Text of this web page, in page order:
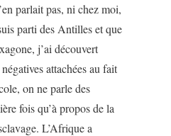
parlait pas, ni chez moi,
parti des Antilles et que
j’ai découvert
attachées au fait
on ne parle des
fois qu’à propos de la
L’Afrique a